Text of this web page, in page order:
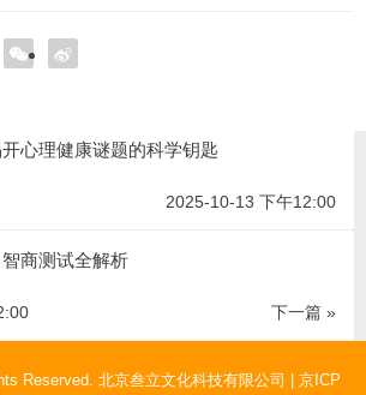
心理健康谜题的科学钥匙
2025-10-13 下午12:00
商测试全解析
下一篇 »
Reserved. 北京叁立文化科技有限公司 | 京ICP